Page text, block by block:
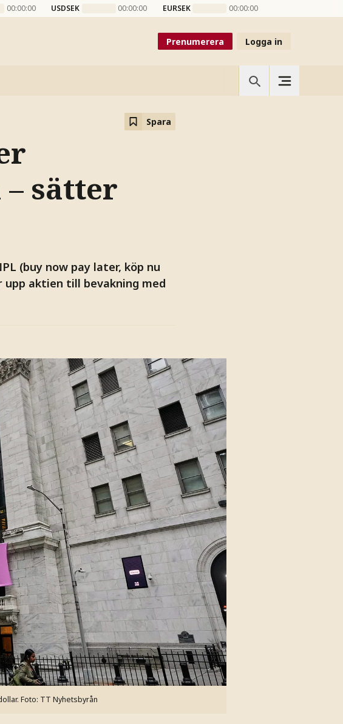
00:00:00 USDSEK 00:00:00 EURSEK 00:00:00
Prenumerera Logga in
Spara
sätter
(buy now pay later, köp nu
upp aktien till bevakning med
Foto: TT Nyhetsbyrån